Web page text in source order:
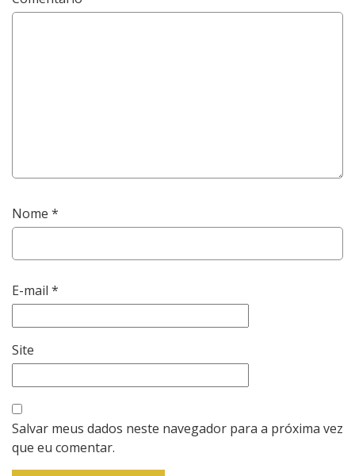
Nome *
E-mail *
Site
Salvar meus dados neste navegador para a próxima vez
que eu comentar.